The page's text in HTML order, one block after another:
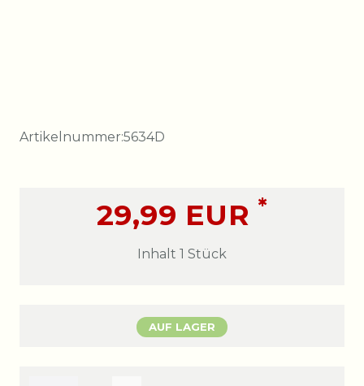
Artikelnummer:5634D
29,99 EUR *
Inhalt 1 Stück
AUF LAGER